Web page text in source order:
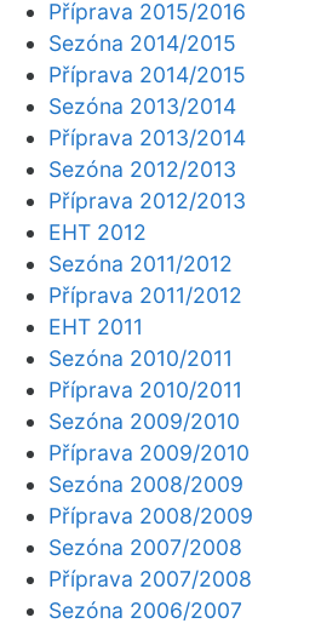
Příprava 2015/2016
Sezóna 2014/2015
Příprava 2014/2015
Sezóna 2013/2014
Příprava 2013/2014
Sezóna 2012/2013
Příprava 2012/2013
EHT 2012
Sezóna 2011/2012
Příprava 2011/2012
EHT 2011
Sezóna 2010/2011
Příprava 2010/2011
Sezóna 2009/2010
Příprava 2009/2010
Sezóna 2008/2009
Příprava 2008/2009
Sezóna 2007/2008
Příprava 2007/2008
Sezóna 2006/2007